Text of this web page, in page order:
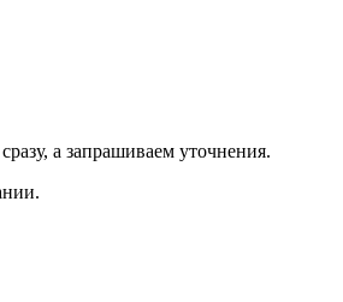
а запрашиваем уточнения.